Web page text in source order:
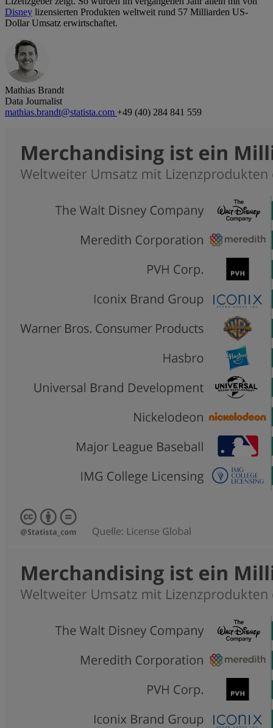
Disney lizensierten Produkten weltweit rund 57 Milliarden US-
Dollar Umsatz erwirtschaftet.
Mathias Brandt
Data Journalist
mathias.brandt@statista.com +49 (40) 284 841 559